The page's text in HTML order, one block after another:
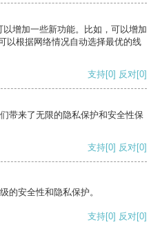
增加一些新功能。比如，可以增加
以根据网络情况自动选择最优的线
支持[0] 反对[0]
带来了无限的隐私保护和安全性保
支持[0] 反对[0]
的安全性和隐私保护。
支持[0] 反对[0]